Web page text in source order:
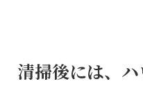
清掃後には、